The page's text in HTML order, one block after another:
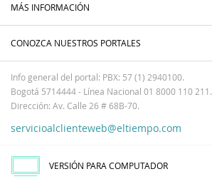
MÁS INFORMACIÓN
CONOZCA NUESTROS PORTALES
Info general del portal: PBX: 57 (1) 2940100.
Bogotá 5714444 - Línea Nacional 01 8000 110 211.
Dirección: Av. Calle 26 # 68B-70.
servicioalclienteweb@eltiempo.com
VERSIÓN PARA COMPUTADOR